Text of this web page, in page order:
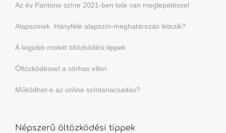
Az év Pantone színe 2021-ben tele van meglepetéssel
Alapszínek. Hányféle alapszín-meghatározás létezik?
A legjobb molett öltözködési tippek
Öltözködéssel a sörhas ellen
Működhet-e az online színtanácsadás?
Népszerű öltözködési tippek